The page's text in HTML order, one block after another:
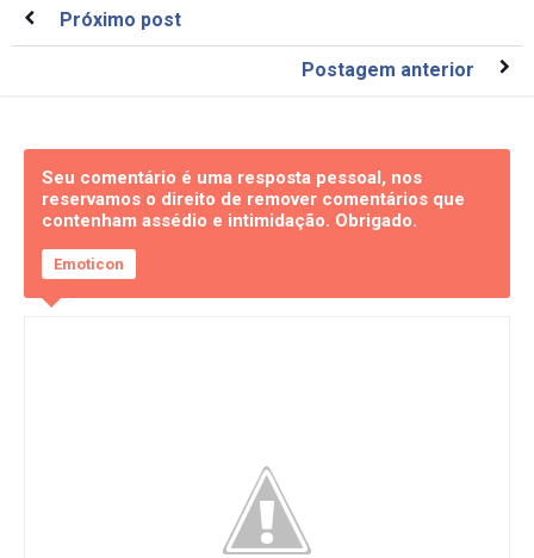
Próximo post
Postagem anterior
Seu comentário é uma resposta pessoal, nos
reservamos o direito de remover comentários que
contenham assédio e intimidação. Obrigado.
Emoticon